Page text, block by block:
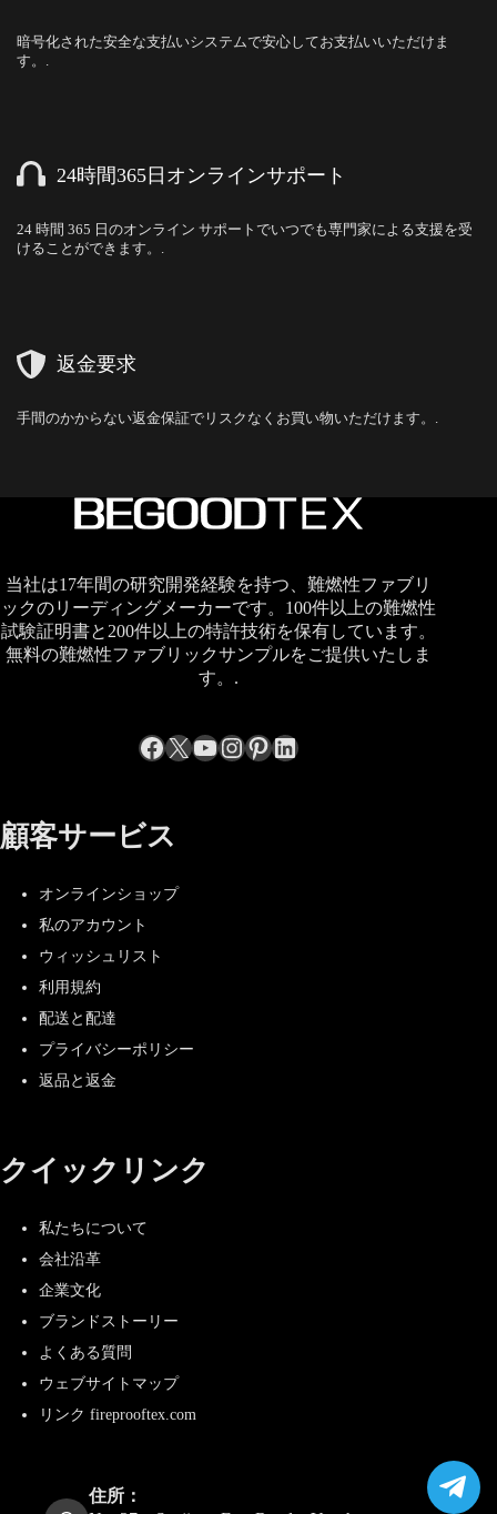
暗号化された安全な支払いシステムで安心してお支払いいただけま
す。.
24時間365日オンラインサポート
24 時間 365 日のオンライン サポートでいつでも専門家による支援を受
けることができます。.
返金要求
手間のかからない返金保証でリスクなくお買い物いただけます。.
当社は17年間の研究開発経験を持つ、難燃性ファブリ
ックのリーディングメーカーです。100件以上の難燃性
試験証明書と200件以上の特許技術を保有しています。
無料の難燃性ファブリックサンプルをご提供いたしま
す。.
Facebook
X YouTube
Instagram
Pinterest
LinkedIn
顧客サービス
オンラインショップ
私のアカウント
ウィッシュリスト
利用規約
配送と配達
プライバシーポリシー
返品と返金
クイックリンク
私たちについて
会社沿革
企業文化
ブランドストーリー
よくある質問
ウェブサイトマップ
リンク fireprooftex.com
住所：